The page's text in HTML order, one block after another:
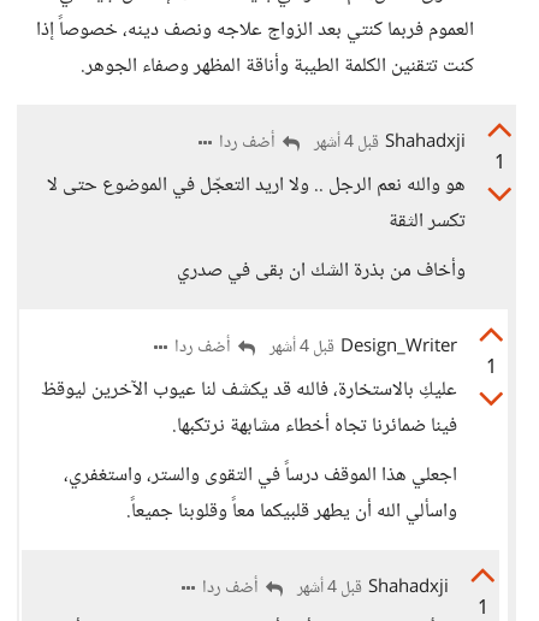
العموم فربما كنتي بعد الزواج علاجه ونصف دينه، خصوصاً إذا
كنت تتقنين الكلمة الطيبة وأناقة المظهر وصفاء الجوهر.
1
Shahadxji قبل 4 أشهر أضف ردا
هو والله نعم الرجل .. ولا اريد التعجّل في الموضوع حتى لا
تكسر الثقة
وأخاف من بذرة الشك ان بقى في صدري
1
Design_Writer قبل 4 أشهر أضف ردا
عليكِ بالاستخارة، فالله قد يكشف لنا عيوب الآخرين ليوقظ
فينا ضمائرنا تجاه أخطاء مشابهة نرتكبها.
اجعلي هذا الموقف درساً في التقوى والستر، واستغفري،
واسألي الله أن يطهر قلبيكما معاً وقلوبنا جميعاً.
1
Shahadxji قبل 4 أشهر أضف ردا